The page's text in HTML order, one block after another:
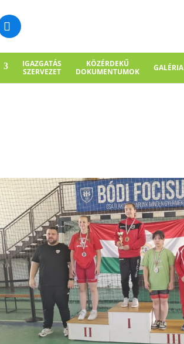
IGAZGATÁS
SZERVEZET
KÖZÉRDEKŰ
DOKUMENTUMOK
GALÉRIA